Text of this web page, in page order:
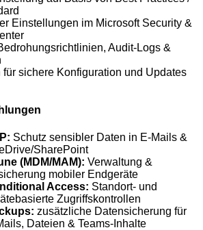
Einstellungen im Microsoft Security &
Audit-Logs &
für sichere Konfiguration und Updates
Schutz sensibler Daten in E-Mails &
SharePoint
(MDM/MAM): Verwaltung &
mobiler Endgeräte
Access: Standort- und
Zugriffskontrollen
zusätzliche Datensicherung für
Dateien & Teams-Inhalte